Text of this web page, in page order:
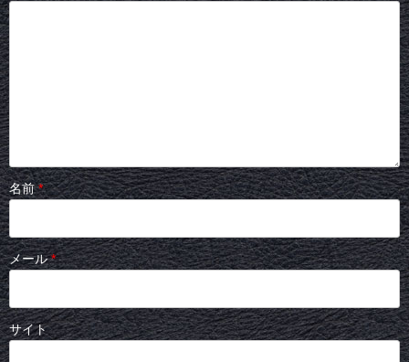
名前*
メール*
サイト